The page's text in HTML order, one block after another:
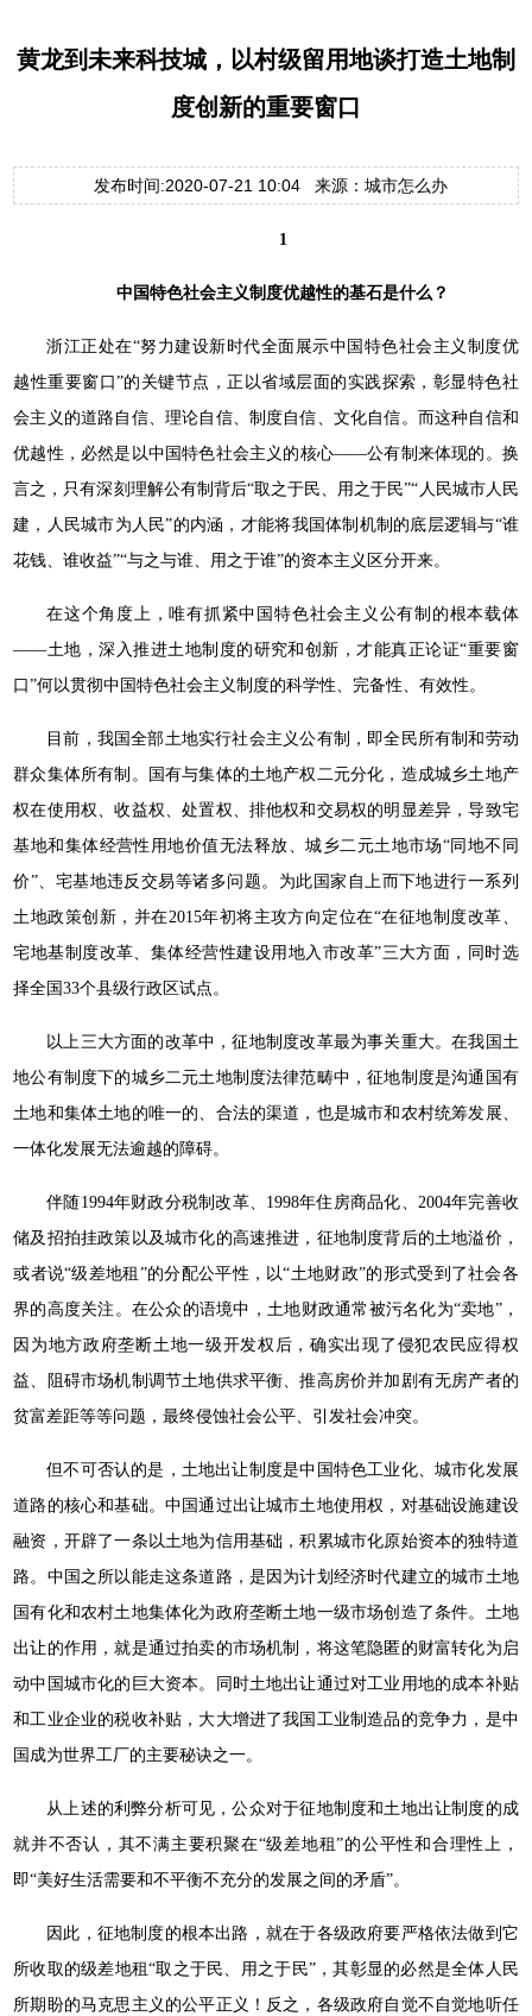
黄龙到未来科技城，以村级留用地谈打造土地制
度创新的重要窗口
发布时间:2020-07-21 10:04 来源：城市怎么办
1
中国特色社会主义制度优越性的基石是什么？
浙江正处在“努力建设新时代全面展示中国特色社会主义制度优
越性重要窗口”的关键节点，正以省域层面的实践探索，彰显特色社
会主义的道路自信、理论自信、制度自信、文化自信。而这种自信和
优越性，必然是以中国特色社会主义的核心——公有制来体现的。换
言之，只有深刻理解公有制背后“取之于民、用之于民”“人民城市人民
建，人民城市为人民”的内涵，才能将我国体制机制的底层逻辑与“谁
花钱、谁收益”“与之与谁、用之于谁”的资本主义区分开来。
在这个角度上，唯有抓紧中国特色社会主义公有制的根本载体
——土地，深入推进土地制度的研究和创新，才能真正论证“重要窗
口”何以贯彻中国特色社会主义制度的科学性、完备性、有效性。
目前，我国全部土地实行社会主义公有制，即全民所有制和劳动
群众集体所有制。国有与集体的土地产权二元分化，造成城乡土地产
权在使用权、收益权、处置权、排他权和交易权的明显差异，导致宅
基地和集体经营性用地价值无法释放、城乡二元土地市场“同地不同
价”、宅基地违反交易等诸多问题。为此国家自上而下地进行一系列
土地政策创新，并在2015年初将主攻方向定位在“在征地制度改革、
宅地基制度改革、集体经营性建设用地入市改革”三大方面，同时选
择全国33个县级行政区试点。
以上三大方面的改革中，征地制度改革最为事关重大。在我国土
地公有制度下的城乡二元土地制度法律范畴中，征地制度是沟通国有
土地和集体土地的唯一的、合法的渠道，也是城市和农村统筹发展、
一体化发展无法逾越的障碍。
伴随1994年财政分税制改革、1998年住房商品化、2004年完善收
储及招拍挂政策以及城市化的高速推进，征地制度背后的土地溢价，
或者说“级差地租”的分配公平性，以“土地财政”的形式受到了社会各
界的高度关注。在公众的语境中，土地财政通常被污名化为“卖地”，
因为地方政府垄断土地一级开发权后，确实出现了侵犯农民应得权
益、阻碍市场机制调节土地供求平衡、推高房价并加剧有无房产者的
贫富差距等等问题，最终侵蚀社会公平、引发社会冲突。
但不可否认的是，土地出让制度是中国特色工业化、城市化发展
道路的核心和基础。中国通过出让城市土地使用权，对基础设施建设
融资，开辟了一条以土地为信用基础，积累城市化原始资本的独特道
路。中国之所以能走这条道路，是因为计划经济时代建立的城市土地
国有化和农村土地集体化为政府垄断土地一级市场创造了条件。土地
出让的作用，就是通过拍卖的市场机制，将这笔隐匿的财富转化为启
动中国城市化的巨大资本。同时土地出让通过对工业用地的成本补贴
和工业企业的税收补贴，大大增进了我国工业制造品的竞争力，是中
国成为世界工厂的主要秘诀之一。
从上述的利弊分析可见，公众对于征地制度和土地出让制度的成
就并不否认，其不满主要积聚在“级差地租”的公平性和合理性上，
即“美好生活需要和不平衡不充分的发展之间的矛盾”。
因此，征地制度的根本出路，就在于各级政府要严格依法做到它
所收取的级差地租“取之于民、用之于民”，其彰显的必然是全体人民
所期盼的马克思主义的公平正义！反之，各级政府自觉不自觉地听任